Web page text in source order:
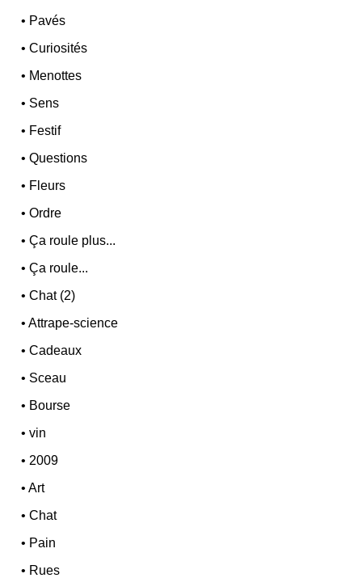
• Pavés
•Curiosités
• Menottes
• Sens
• Festif
•Questions
• Fleurs
•Ordre
•Ça roule plus...
•Ça roule...
•Chat (2)
•Attrape-science
•Cadeaux
• Sceau
• Bourse
•vin
• 2009
•Art
•Chat
• Pain
• Rues